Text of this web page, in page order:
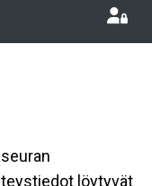
löytyvät